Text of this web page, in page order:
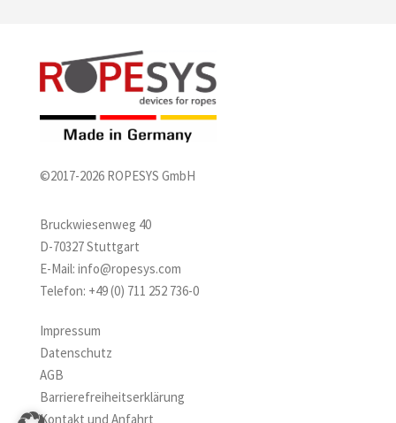
©2017-2026 ROPESYS GmbH
Bruckwiesenweg 40
D-70327 Stuttgart
E-Mail: info@ropesys.com
Telefon: +49 (0) 711 252 736-0
Impressum
Datenschutz
AGB
Barrierefreiheitserklärung
Kontakt und Anfahrt